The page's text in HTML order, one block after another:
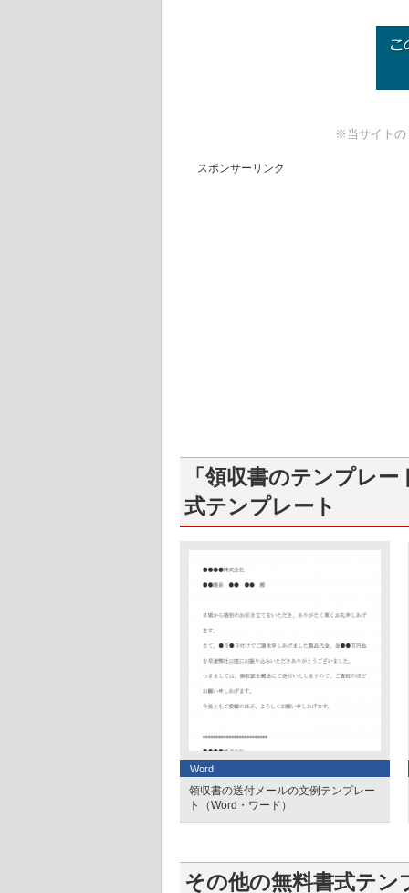
※当サイトの
スポンサーリンク
「領収書のテンプレ
式テンプレート
Word
領収書の送付メールの文例テンプレー
ト（Word・ワード）
その他の無料書式テン